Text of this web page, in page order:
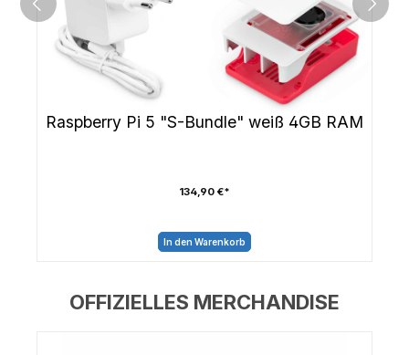
Raspberry Pi 5 "S-Bundle" weiß 4GB RAM
134,90 €*
In den Warenkorb
OFFIZIELLES MERCHANDISE